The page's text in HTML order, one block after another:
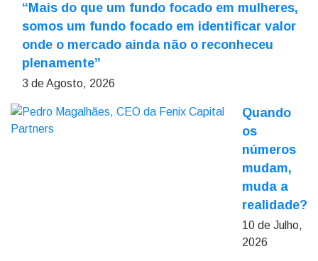
“Mais do que um fundo focado em mulheres,
somos um fundo focado em identificar valor
onde o mercado ainda não o reconheceu
plenamente”
3 de Agosto, 2026
Quando
os
números
mudam,
muda a
realidade?
10 de Julho,
2026